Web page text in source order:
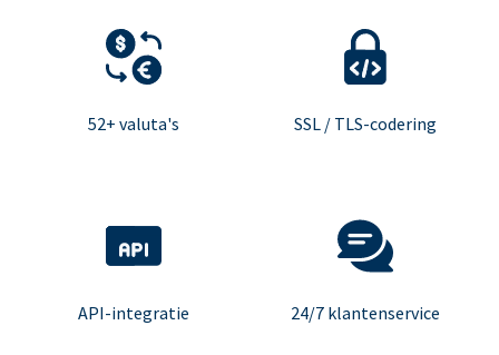
52+ valuta's SSL / TLS-codering
API-integratie 24/7 klantenservice